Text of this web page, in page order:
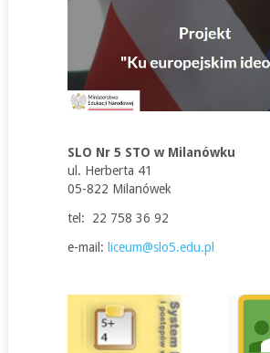
SLO Nr 5 STO w Milanówku
ul. Herberta 41
05-822 Milanówek
tel: 22 758 36 92
e-mail: liceum@slo5.edu.pl